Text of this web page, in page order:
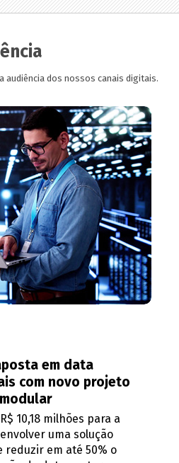
audiência dos nossos canais digitais.
em data
com novo projeto
10,18 milhões para a
uma solução
reduzir em até 50% o